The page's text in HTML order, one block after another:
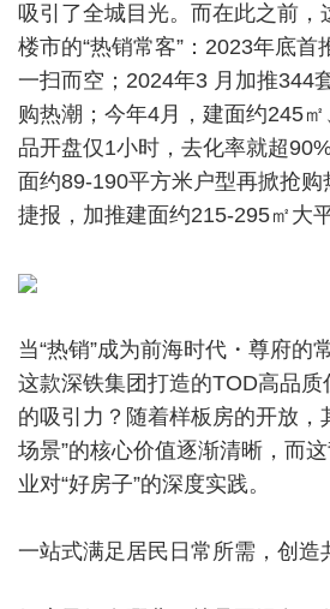
吸引了全城目光。而在此之前，
楼市的“热销常客”：2023年底
一扫而空；2024年3 月加推344
购热潮；今年4月，建面约245
品开盘仅1小时，去化率就超
面约89-190平方米户型再掀抢
捷报，加推建面约215-295㎡大
当“热销”成为前海时代・尊府的
这款深铁集团打造的TOD高品
的吸引力？随着样板房的开放，
场景”的核心价值逐渐清晰，而
业对“好房子”的深度实践。
一站式满足居民日常所需，创造